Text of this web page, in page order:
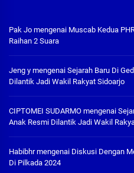
Pak Jo mengenai Muscab Kedua
Raihan 2 Suara
Jeng y mengenai Sejarah Baru Di
Dilantik Jadi Wakil Rakyat Sidoarjo
CIPTOMEI SUDARMO mengenai
Anak Resmi Dilantik Jadi Wakil
Habibhrmengenai Diskusi Dengan
Di Pilkada 2024